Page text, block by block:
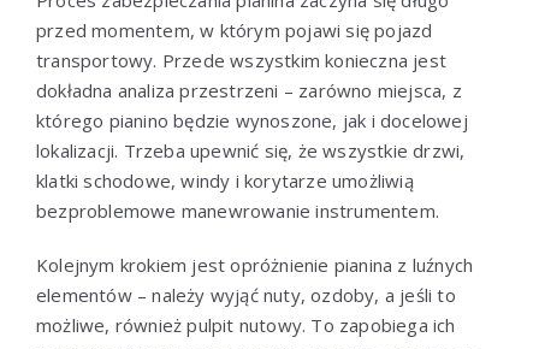
przed momentem, w którym pojawi się pojazd
transportowy. Przede wszystkim konieczna jest
dokładna analiza przestrzeni – zarówno miejsca, z
którego pianino będzie wynoszone, jak i docelowej
lokalizacji. Trzeba upewnić się, że wszystkie drzwi,
klatki schodowe, windy i korytarze umożliwią
bezproblemowe manewrowanie instrumentem.
Kolejnym krokiem jest opróżnienie pianina z luźnych
elementów – należy wyjąć nuty, ozdoby, a jeśli to
możliwe, również pulpit nutowy. To zapobiega ich